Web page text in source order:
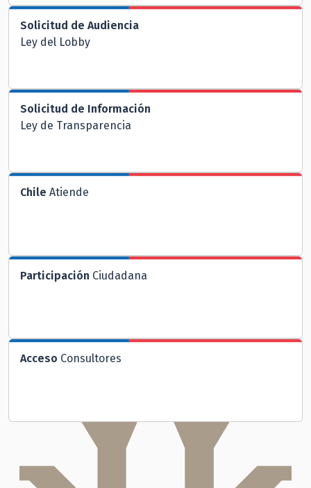
Solicitud de Audiencia
Ley del Lobby
Solicitud de Información
Ley de Transparencia
Chile Atiende
Participación Ciudadana
Acceso Consultores